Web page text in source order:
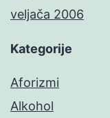
veljača 2006
Kategorije
Aforizmi
Alkohol